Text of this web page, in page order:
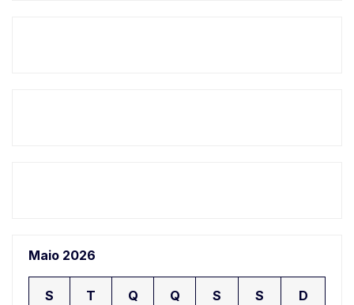
Maio 2026
S T Q Q S S D